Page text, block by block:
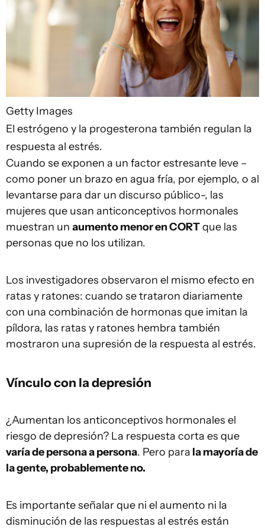
Getty Images
El estrógeno y la progesterona también regulan la
respuesta al estrés.
Cuando se exponen a un factor estresante leve –
como poner un brazo en agua fría, por ejemplo, o al
levantarse para dar un discurso público-, las
mujeres que usan anticonceptivos hormonales
muestran un aumento menor en CORTque las
personas que no los utilizan.
Los investigadores observaron el mismo efecto en
ratas y ratones: cuando se trataron diariamente
con una combinación de hormonas que imitan la
píldora, las ratas y ratones hembra también
mostraron una supresión de la respuesta al estrés.
Vínculo con la depresión
¿Aumentan los anticonceptivos hormonales el
riesgo de depresión? La respuesta corta es que
varía de persona a persona. Pero para la mayoría de
la gente, probablemente no.
Es importante señalar que ni el aumento ni la
disminución de las respuestas al estrés están